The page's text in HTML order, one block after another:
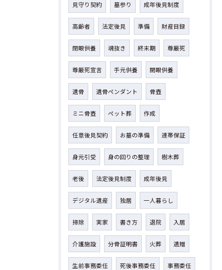
見守り契約 墓参り 成年後見制度
高齢者 法定後見 準備 財産目録
閉眼供養 魂抜き 終末期 尊厳死
尊厳死宣言 手元供養 開眼供養
遺骨 遺骨ペンダント 骨壺
ミニ骨壺 ペット葬 作成
任意後見契約 お墓の準備 連帯保証
身元引受 身の回りの整理 樹木葬
老後 法定後見制度 成年後見
デジタル遺産 独居 一人暮らし
掃除 実家 書き方 退院 入居
介護施設 分骨証明書 火葬 遺贈
生前事務委任 死後事務委任 事務委任